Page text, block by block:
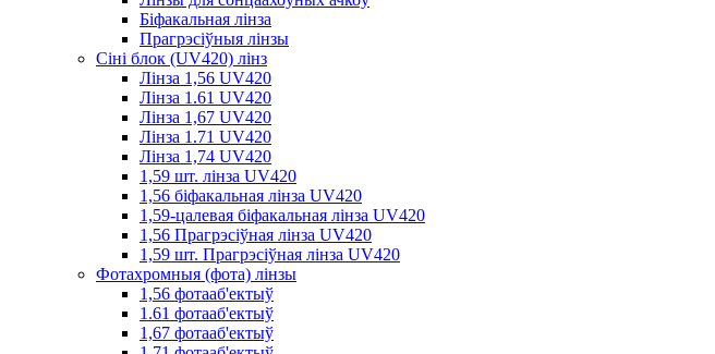
Біфакальная лінза
Прагрэсіўныя лінзы
Сіні блок (UV420) лінз
Лінза 1,56 UV420
Лінза 1.61 UV420
Лінза 1,67 UV420
Лінза 1.71 UV420
Лінза 1,74 UV420
1,59 шт. лінза UV420
1,56 біфакальная лінза UV420
1,59-цалевая біфакальная лінза UV420
1,56 Прагрэсіўная лінза UV420
1,59 шт. Прагрэсіўная лінза UV420
Фотахромныя (фота) лінзы
1,56 фотааб'ектыў
1.61 фотааб'ектыў
1,67 фотааб'ектыў